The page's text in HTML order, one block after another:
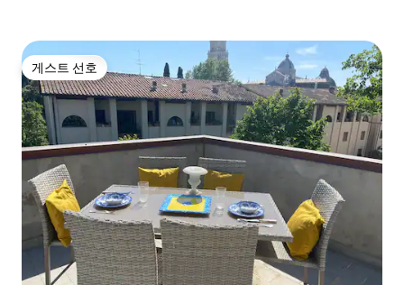
게스트 선호
게스트 선호